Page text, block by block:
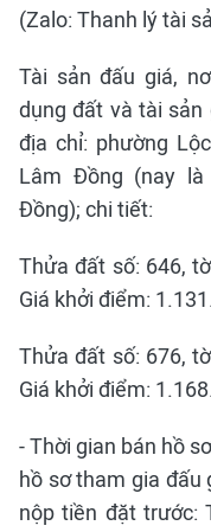
(Zalo: Thanh lý tài
Tài sản đấu giá,
dụng đất và tài
địa chỉ: phường
Lâm Đồng (nay
Đồng); chi tiết:
Thửa đất số: 646,
Giá khởi điểm:
Thửa đất số: 676,
Giá khởi điểm:
- Thời gian bán hồ
hồ sơ tham gia đấu
nộp tiền đặt trước: